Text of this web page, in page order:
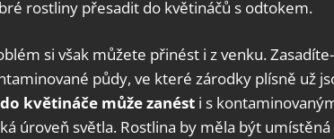
rostliny přesadit do květináčů s odtokem.
si však můžete přinést i z venku.
půdy, ve které zárodky plísně už
květináče může zanést i s
úroveň světla. Rostlina by měla být